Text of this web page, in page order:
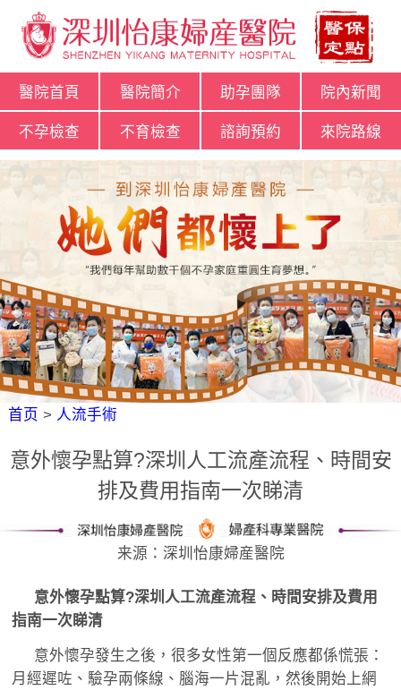
醫院首頁 醫院簡介 助孕團隊 院內新聞
不孕檢查 不育檢查 諮詢預約 來院路線
首页 > 人流手術
意外懷孕點算?深圳人工流產流程、時間安
排及費用指南一次睇清
来源：深圳怡康婦産醫院
意外懷孕點算?深圳人工流產流程、時間安排及費用
指南一次睇清
意外懷孕發生之後，很多女性第一個反應都係慌張：
月經遲咗、驗孕兩條線、腦海一片混亂，然後開始上網